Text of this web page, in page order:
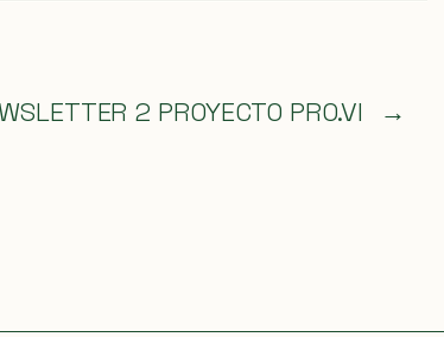
2 PROYECTO PRO.VI →